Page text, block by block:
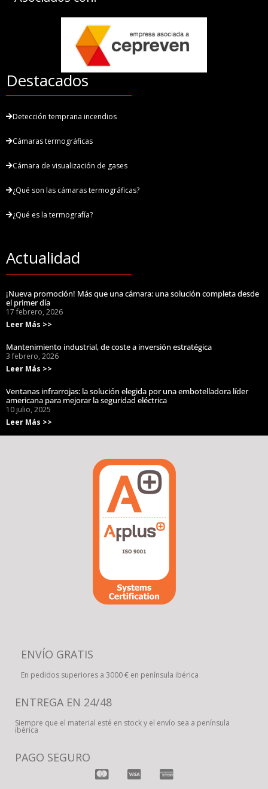
Destacados
Detección temprana incendios
Cámaras termográficas
Cámara de visualización de gases
¿Qué son las cámaras termográficas?
¿Qué es la termografía?
Actualidad
¡Nueva promoción! Más que una cámara: una solución completa desde
el primer día
17 febrero, 2026
Leer Más >>
Mantenimiento industrial, de coste a inversión estratégica
3 febrero, 2026
Leer Más >>
Ventanas infrarrojas: la solución elegida por una embotelladora líder
americana para mejorar la seguridad eléctrica
10 julio, 2025
Leer Más >>
ENVÍO GRATIS
En pedidos superiores a 3000 € en península ibérica
ENTREGA EN 24/48
Siempre que el material esté en stock y el envío sea a península
ibérica
PAGO SEGURO